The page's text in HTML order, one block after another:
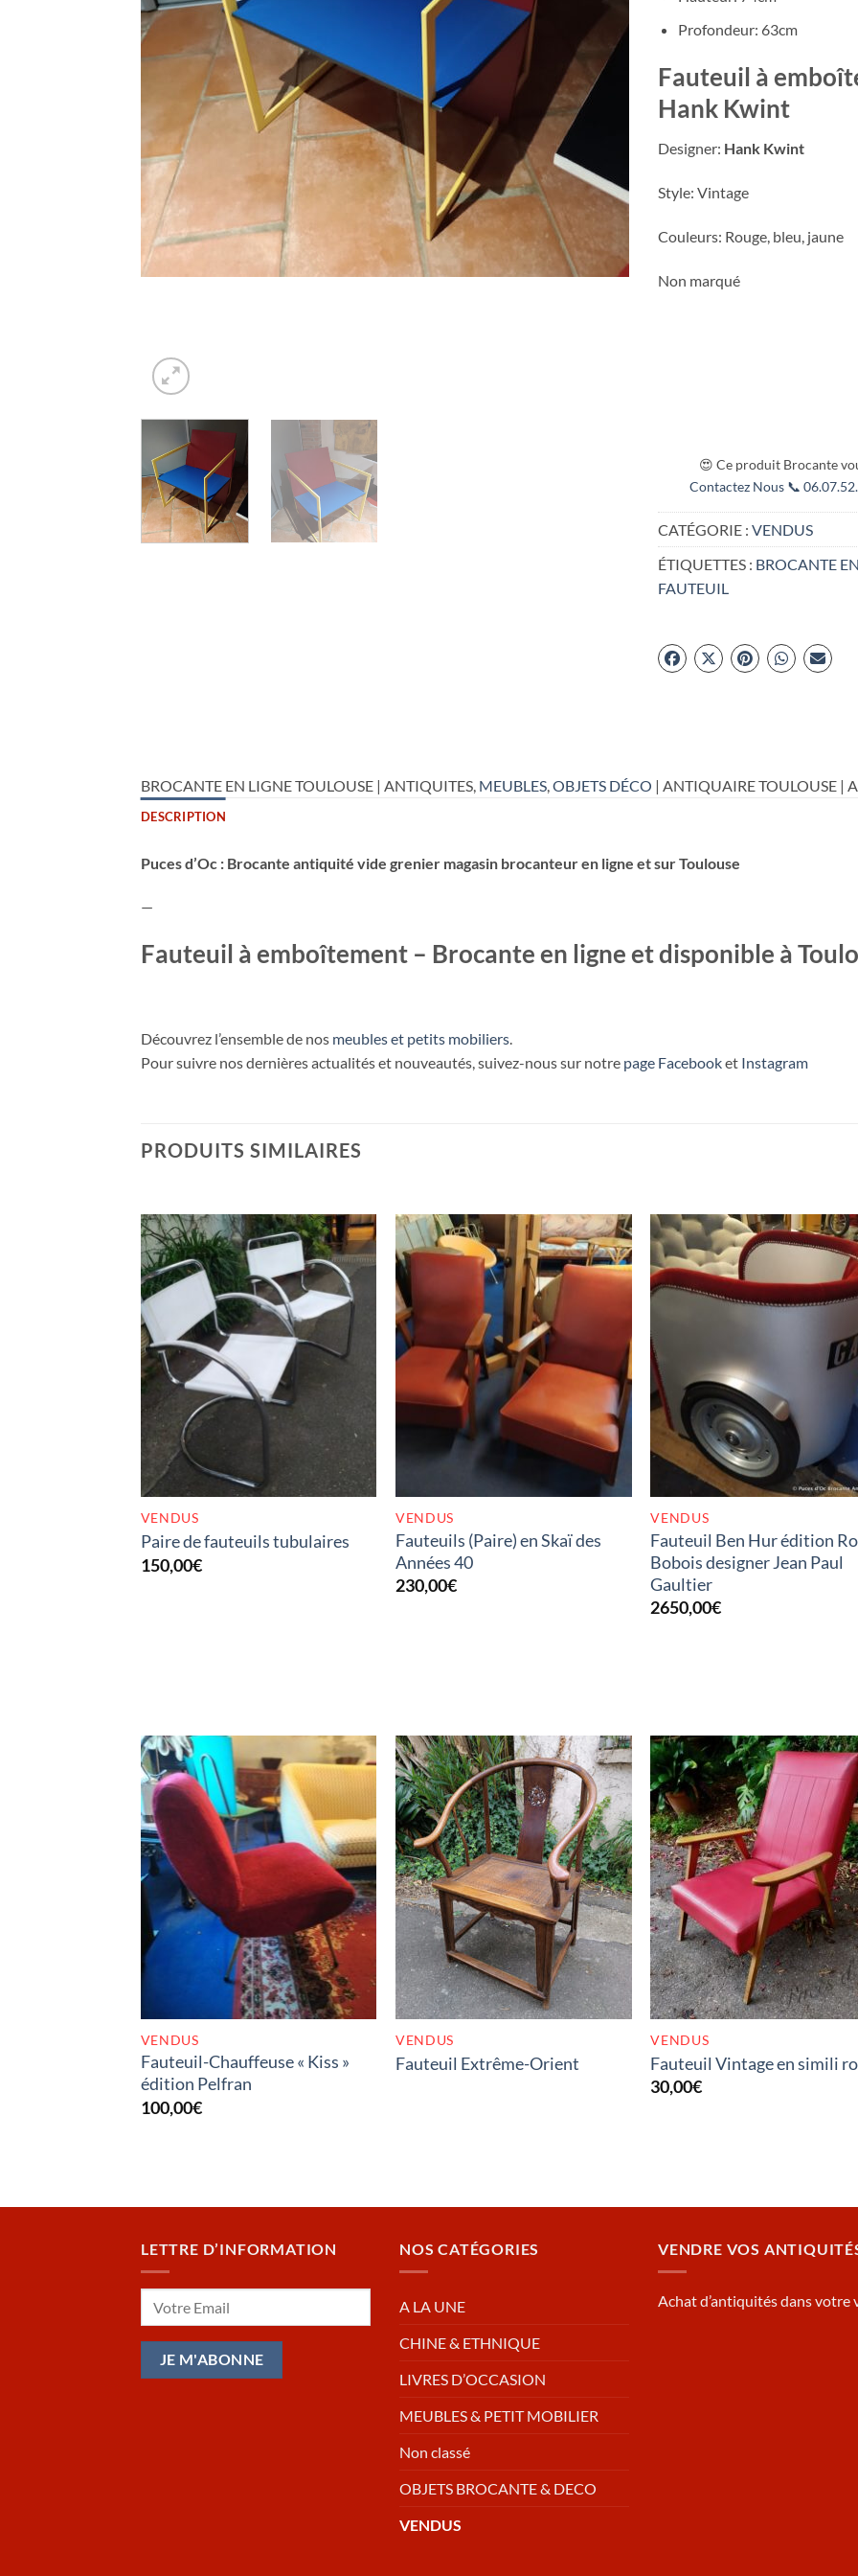
Profondeur: 63cm
Fauteuil à
Hank Kwint
Designer: Hank Kwint
Style: Vintage
Couleurs: Rouge, bleu, jaune
Non marqué
😍 Ce produit Brocante
Contactez Nous 📞
CATÉGORIE : VENDUS
ÉTIQUETTES : BROCANTE
FAUTEUIL
BROCANTE EN LIGNE TOULOUSE | ANTIQUITES, MEUBLES OBJETS DÉCO | ANTIQUAIRE TOULOUSE |
DESCRIPTION
Puces d’Oc : Brocante antiquité vide grenier magasin brocanteur en ligne et sur Toulouse
—
Fauteuil à emboîtement – Brocante en ligne et disponible à
Découvrez l’ensemble de nos meubles et petits mobiliers
Pour suivre nos dernières actualités et nouveautés, suivez-nous sur notre page Facebooket Instagram
PRODUITS SIMILAIRES
RUPTURE DE STOCK
VENDUS
Paire de fauteuils tubulaires
150,00€
RUPTURE DE STOCK
VENDUS
Fauteuils (Paire) en Skaï des
Années 40
230,00€
RUPTURE DE
VENDUS
Fauteuil Ben Hur édition
Bobois designer Jean Paul
Gaultier
2650,00€
RUPTURE DE STOCK
VENDUS
Fauteuil-Chauffeuse « Kiss »
édition Pelfran
100,00€
RUPTURE DE STOCK
VENDUS
Fauteuil Extrême-Orient
RUPTURE DE
VENDUS
Fauteuil Vintage en simili
30,00€
LETTRE D’INFORMATION NOS CATÉGORIES
A LA UNE
CHINE & ETHNIQUE
LIVRES D’OCCASION
MEUBLES & PETIT MOBILIER
Non classé
OBJETS BROCANTE & DECO
VENDUS
VENDRE VOS
Achat d’antiquités dans votre